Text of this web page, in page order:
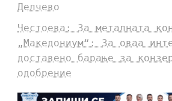
Делчево
Честоева: За металната
„Македониум“: За оваа
доставено барање за
одобрение